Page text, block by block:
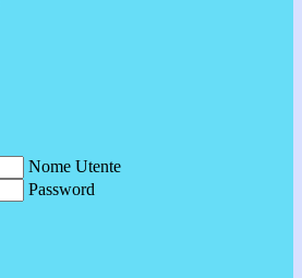
Nome Utente
Password